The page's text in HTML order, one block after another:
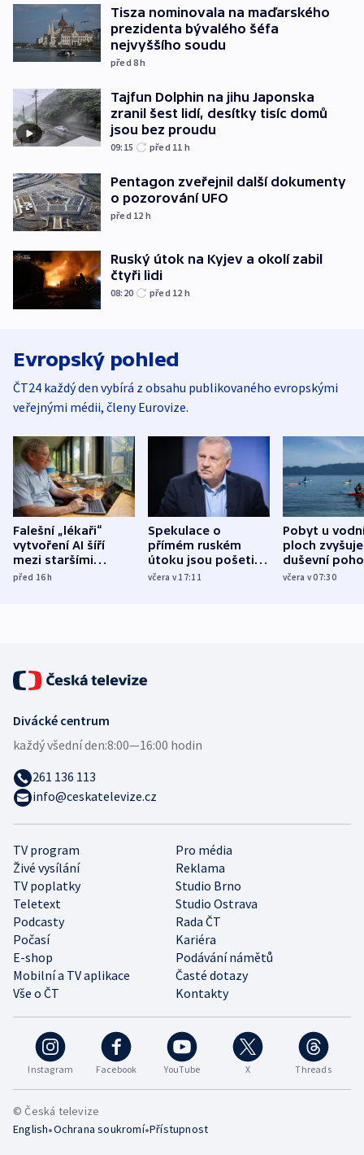
Tisza nominovala na maďarského
prezidenta bývalého šéfa
nejvyššího soudu
před 8h
Tajfun Dolphin na jihu Japonska
zranil šest lidí, desítky tisíc domů
jsou bez proudu
09:15 před 11 h
Pentagon zveřejnil další dokumenty
o pozorování UFO
před 12 h
Ruský útok na Kyjev a okolí zabil
čtyři lidi
08:20 před 12 h
Evropský pohled
ČT24 každý den vybírá z obsahu publikovaného evropskými
veřejnými médii, členy Eurovize.
Falešní „lékaři“
vytvoření AI šíří
mezi staršími
Poláky nebezpečné
před 16h
Spekulace o
přímém ruském
útoku jsou pošetilé,
míní estonský
včera v 17:11
Pobyt u
ploch zvyšuje
duševní
ukázala
včera v 07:30
Instagram Facebook YouTube X Threads
TV program
Pro média
Živé vysílání
Reklama
TV poplatky
Studio Brno
Teletext
Studio Ostrava
Podcasty
Rada ČT
Počasí
Kariéra
E-shop
Podávání námětů
Mobilní a TV aplikace
Časté dotazy
Vše o ČT
Kontakty
Divácké centrum
každý všední den:8:00—16:00 hodin
261 136 113
info@ceskatelevize.cz
© Česká televize
English•Ochrana soukromí•Přístupnost